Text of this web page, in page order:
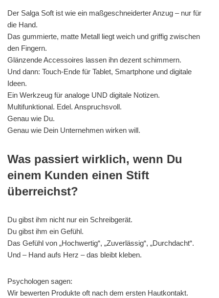
Der Salga Soft ist wie ein maßgeschneiderter Anzug – nur für
die Hand.
Das gummierte, matte Metall liegt weich und griffig zwischen
den Fingern.
Glänzende Accessoires lassen ihn dezent schimmern.
Und dann: Touch-Ende für Tablet, Smartphone und digitale
Ideen.
Ein Werkzeug für analoge UND digitale Notizen.
Multifunktional. Edel. Anspruchsvoll.
Genau wie Du.
Genau wie Dein Unternehmen wirken will.
Was passiert wirklich, wenn Du
einem Kunden einen Stift
überreichst?
Du gibst ihm nicht nur ein Schreibgerät.
Du gibst ihm ein Gefühl.
Das Gefühl von „Hochwertig“, „Zuverlässig“, „Durchdacht“.
Und – Hand aufs Herz – das bleibt kleben.
Psychologen sagen:
Wir bewerten Produkte oft nach dem ersten Hautkontakt.